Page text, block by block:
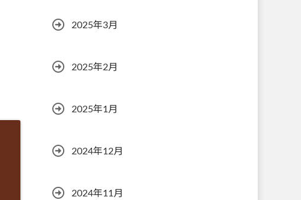
2025年3月
2025年2月
2025年1月
2024年12月
2024年11月